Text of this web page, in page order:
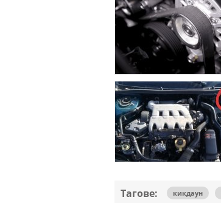
Тагове: кикдаун